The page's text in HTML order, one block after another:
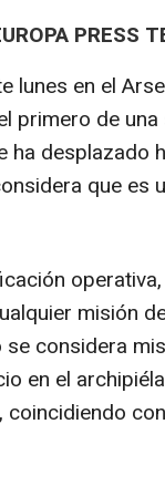
PRESS
lunes en el
primero de
ha desplazado
que es
misión
se considera
en el